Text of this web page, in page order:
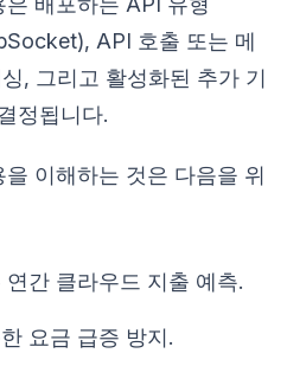
API 호출 또는 메
, 그리고 활성화된 추가 기
정됩니다.
이해하는 것은 다음을 위
연간 클라우드 지출 예측.
요금 급증 방지.